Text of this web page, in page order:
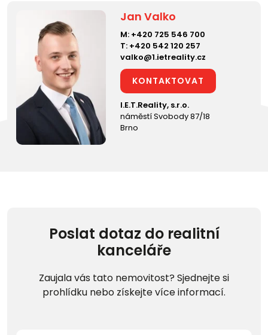
Jan Valko
M: +420 725 546 700
T: +420 542 120 257
valko@1.ietreality.cz
KONTAKTOVAT
I.E.T.Reality, s.r.o.
náměstí Svobody 87/18
Brno
Poslat dotaz do realitní
kanceláře
Zaujala vás tato nemovitost? Sjednejte si
prohlídku nebo získejte více informací.